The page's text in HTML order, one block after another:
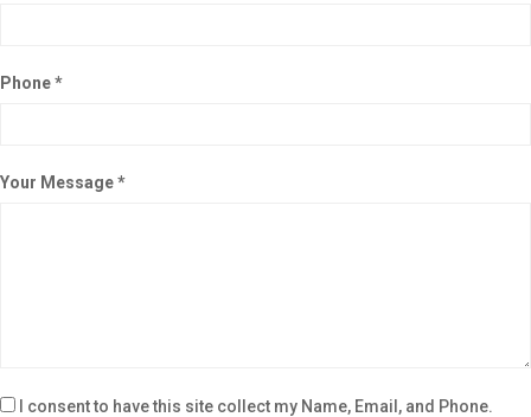
Phone *
Your Message *
I consent to have this site collect my Name, Email, and Phone.